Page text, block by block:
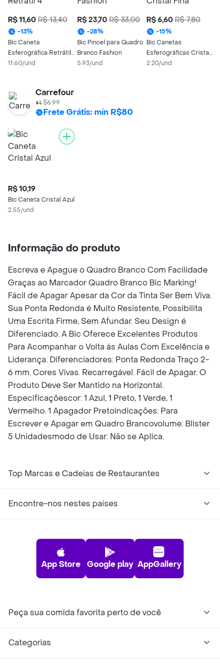
R$ 11,60 R$ 13,40
-13%
Bic Caneta
Esferográfica Retrátil
4 Cores Original
11.60/und
R$ 23,70 R$ 33,00
-28%
Bic Pincel para Quadro
Branco Fashion
5.93/und
R$ 6,60 R$ 7,80
-15%
Bic Canetas
Esferográficas Cristal
Fina
2.20/und
Carrefour
$6.99
Frete Grátis: mín R$80
R$ 10,19
Bic Caneta Cristal Azul
2.55/und
Informação do produto
Escreva e Apague o Quadro Branco Com Facilidade
Graças ao Marcador Quadro Branco Bic Marking!
Fácil de Apagar Apesar da Cor da Tinta Ser Bem Viva.
Sua Ponta Redonda é Muito Resistente, Possibilita
Uma Escrita Firme, Sem Afundar. Seu Design é
Diferenciado. A Bic Oferece Excelentes Produtos
Para Acompanhar o Volta ás Aulas Com Excelência e
Liderança. Diferenciadores: Ponta Redonda Traço 2-
6 mm. Cores Vivas. Recarregável. Fácil de Apagar. O
Produto Deve Ser Mantido na Horizontal.
Especificaçõescor: 1 Azul, 1 Preto, 1 Verde, 1
Vermelho. 1 Apagador Pretoindicações: Para
Escrever e Apagar em Quadro Brancovolume: Blister
5 Unidadesmodo de Usar: Não se Aplica.
Top Marcas e Cadeias de Restaurantes
Encontre-nos nestes países
App Store Google play AppGallery
Peça sua comida favorita perto de você
Categorias